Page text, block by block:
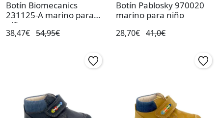
Botín Biomecanics
231125-A marino para
niño
38,47€ 54,95€
Botín Pablosky 970020
marino para niño
28,70€ 41,0€